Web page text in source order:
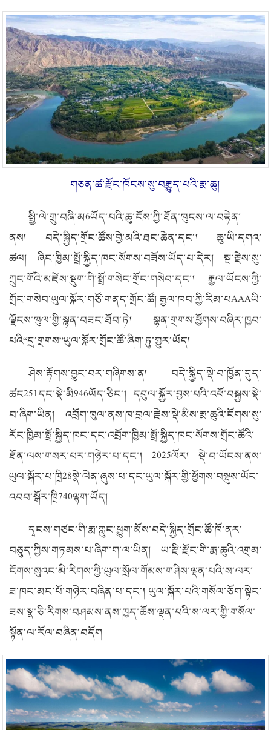
གཅན་ཚ་རྫོང་ཁོངས་སུ་བརྒྱུད་པའི་རྨ་ཆུ།
སྤྱི་ལེ་གྲུ་བཞི་མ6ཡོད་པའི་ཆུ་ངོས་ཀྱི་ཐོན་ཁུངས་ལ་བརྟེན་
ནས། བདེ་སྐྱིད་གྲོང་ཚོས་བྱེ་མའི་ཐང་ཆེན་དང་། ཆུ་ཡི་དགའ་
ཚལ། ཞིང་ཁྱིམ་སྤྲོ་སྐྱིད་ཁང་སོགས་བཟོས་ཡོད་པ་དེར། སྔ་རྗེས་སུ་
ཀྲུང་གོའི་མཛེས་སྡུག་གི་སྤྲོ་གསེང་གྲོང་གསེབ་དང་། རྒྱལ་ཡོངས་ཀྱི་
གྲོང་གསེབ་ཡུལ་སྐོར་གཙོ་གནད་གྲོང་ཚོ། རྒྱལ་ཁབ་ཀྱི་རིམ་པAAAཡི་
ལྗོངས་ཁུལ་གྱི་སྙན་བཟང་ཐོབ་ཏེ། སྙན་གྲགས་ཕྱོགས་བཞིར་ཁྱབ་
པའི“དྲ་གྲགས”ཡུལ་སྐོར་གྲོང་ཚོ་ཞིག་ཏུ་གྱུར་ཡོད།
ཤེས་རྟོགས་བྱུང་བར་གཞིགས་ན། བདེ་སྐྱིད་སྡེ་བ་ཁྱོན་དུད་
ཚང251དང་སྡེ་མི946ཡོད་ཅིང་། དབུལ་སྐྱོར་བྱས་པའི་འཕོ་བསྐྱས་སྡེ་
བ་ཞིག་ཡིན། འབྲོག་ཁུལ་ནས་ཁ་བྲལ་རྗེས་སྡེ་མིས་རྨ་ཆུའི་ངོགས་སུ་
རོང་ཁྱིམ་སྤྲོ་སྐྱིད་ཁང་དང་འབྲོག་ཁྱིམ་སྤྲོ་སྐྱིད་ཁང་སོགས་གྲོང་ཚོའི་
ཐོན་ལས་གསར་པར་གཉེར་པ་དང་། 2025ལོར། སྡེ་བ་ཡོངས་ནས་
ཡུལ་སྐོར་པ་ཁྲི28སྣེ་ལེན་ཞུས་པ་དང་ཡུལ་སྐོར་གྱི་ཕྱོགས་བསྡུས་ཡོང་
འབབ་སྒོར་ཁྲི740ལྷག་ཡོད།
དྭངས་གཙང་གི་རྨ་ཀླུང་ཕྱུག་མོས་བདེ་སྐྱིད་གྲོང་ཚོ་ཁོ་ནར་
བཅུད་ཀྱིས་གཏམས་པ་ཞིག་ག་ལ་ཡིན། ཡ་རྫི་རྫོང་གི་རྨ་ཆུའི་འགྲམ་
ངོགས་སུའང་མི་རིགས་ཀྱི་ཡུལ་སྲོལ་གོམས་གཤིས་ལྡན་པའི་ས་ལར་
ཟ་ཁང་མང་པོ་གཉེར་བཞིན་པ་དང་། ཡུལ་སྐོར་པའི་གསོལ་ཅོག་སྟེང་
ཟས་སྣ་ཅི་རིགས་བཤམས་ནས་ཁྱད་ཆོས་ལྡན་པའི་ས་ལར་གྱི་གསོལ་
སྟོན་ལ་རོལ་བཞིན་བདོག